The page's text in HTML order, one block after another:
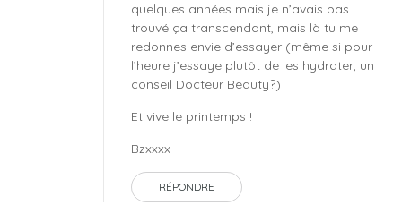
quelques années mais je n’avais pas
trouvé ça transcendant, mais là tu me
redonnes envie d’essayer (même si pour
l’heure j’essaye plutôt de les hydrater, un
conseil Docteur Beauty?)
Et vive le printemps !
Bzxxxx
RÉPONDRE